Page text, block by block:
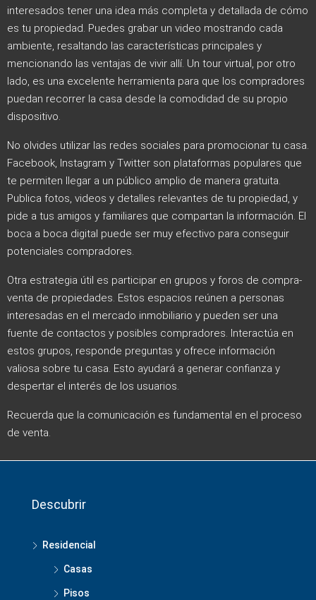
interesados tener una idea más completa y detallada de cómo
es tu propiedad. Puedes grabar un video mostrando cada
ambiente, resaltando las características principales y
mencionando las ventajas de vivir allí. Un tour virtual, por otro
lado, es una excelente herramienta para que los compradores
puedan recorrer la casa desde la comodidad de su propio
dispositivo.
No olvides utilizar las redes sociales para promocionar tu casa.
Facebook, Instagram y Twitter son plataformas populares que
te permiten llegar a un público amplio de manera gratuita.
Publica fotos, videos y detalles relevantes de tu propiedad, y
pide a tus amigos y familiares que compartan la información. El
boca a boca digital puede ser muy efectivo para conseguir
potenciales compradores.
Otra estrategia útil es participar en grupos y foros de compra-
venta de propiedades. Estos espacios reúnen a personas
interesadas en el mercado inmobiliario y pueden ser una
fuente de contactos y posibles compradores. Interactúa en
estos grupos, responde preguntas y ofrece información
valiosa sobre tu casa. Esto ayudará a generar confianza y
despertar el interés de los usuarios.
Recuerda que la comunicación es fundamental en el proceso
de venta.
Descubrir
Residencial
Casas
Pisos